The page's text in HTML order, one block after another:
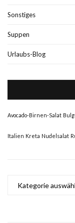
Sonstiges
Suppen
Urlaubs-Blog
Avocado-Birnen-Salat
Italien Kreta Nudelsalat